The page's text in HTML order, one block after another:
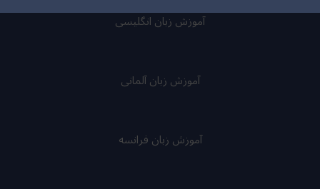
آموزش زبان انگلیسی
آموزش زبان آلمانی
آموزش زبان فرانسه